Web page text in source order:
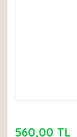
560,00 TL